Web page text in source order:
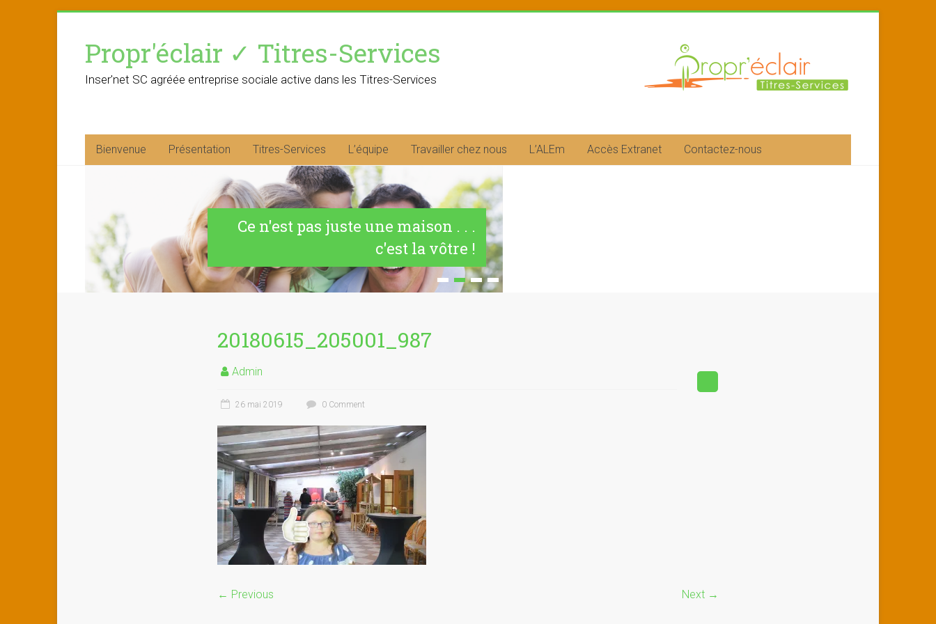
contentPropr'éclair ✓ Titres-Services
Inser'net SC agréée entreprise sociale active dans les Titres-Services
Bienvenue Présentation Titres-Services L’équipe Travailler chez nous L’ALEm Accès Extranet Contactez-nous
Ce n'est pas juste une maison . . .
c'est la vôtre !
20180615_205001_987
Admin
26 mai 2019 0 Comment
← Previous Next →